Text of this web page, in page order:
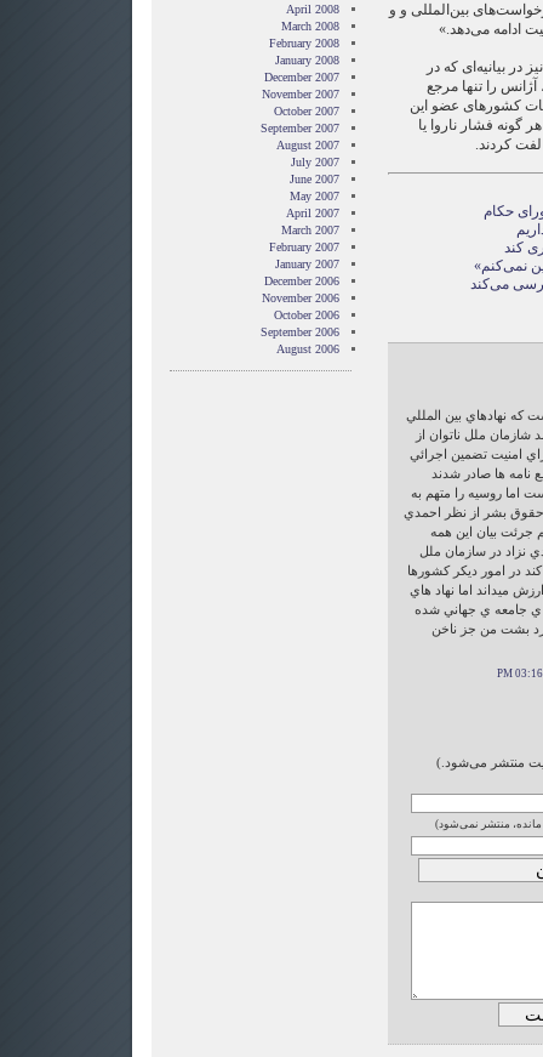
بین‌المللی و و
ادامه می‌دهد.»
بیانیه‌ای که در
را تنها مرجع
کشورهای عضو این
گونه فشار ناروا یا
کردند.
حکام
کند
نمی‌کنم»
می‌کند
نهادهاي بين المللي
شازمان ملل ناتوان از
امنيت تضمين اجرائي
نامه ها صادر شدند
اما روسيه را متهم به
حقوق بشر از نظر احمدي
جرئت بيان اين همه
نزاد در سازمان ملل
در امور ديكر كشورها
ميداند اما نهاد هاي
جامعه ي جهاني شده
بشت من جز ناخن
منتشر می‌شود.)
مانده، منتشر نمی‌شود)
April 2008
March 2008
February 2008
January 2008
December 2007
November 2007
October 2007
September 2007
August 2007
July 2007
June 2007
May 2007
April 2007
March 2007
February 2007
January 2007
December 2006
November 2006
October 2006
September 2006
August 2006